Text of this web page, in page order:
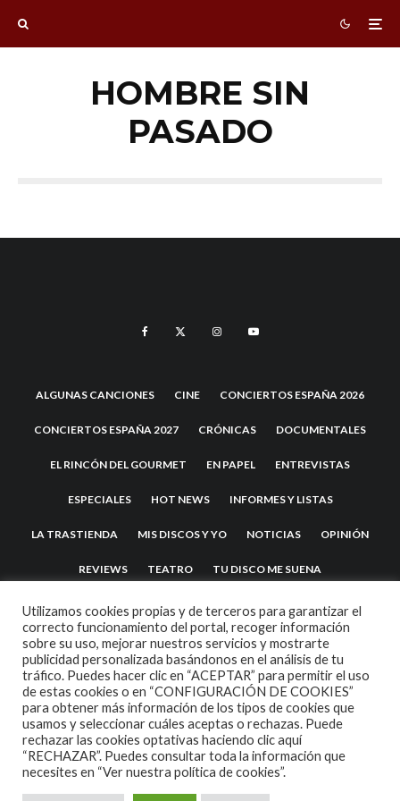
HOMBRE SIN
PASADO
ALGUNAS CANCIONES CINE CONCIERTOS ESPAÑA 2026
CONCIERTOS ESPAÑA 2027 CRÓNICAS DOCUMENTALES
EL RINCÓN DEL GOURMET EN PAPEL ENTREVISTAS
ESPECIALES HOT NEWS INFORMES Y LISTAS
LA TRASTIENDA MIS DISCOS Y YO NOTICIAS OPINIÓN
REVIEWS TEATRO TU DISCO ME SUENA
2007 COPYRIGHT -CODETIPITHEME
Utilizamos cookies propias y de terceros para garantizar el
correcto funcionamiento del portal, recoger información
sobre su uso, mejorar nuestros servicios y mostrarte
publicidad personalizada basándonos en el análisis de tu
tráfico. Puedes hacer clic en “ACEPTAR” para permitir el uso
de estas cookies o en “CONFIGURACIÓN DE COOKIES”
para obtener más información de los tipos de cookies que
usamos y seleccionar cuáles aceptas o rechazas. Puede
rechazar las cookies optativas haciendo clic aquí
“RECHAZAR”. Puedes consultar toda la información que
necesites en “Ver nuestra política de cookies”.